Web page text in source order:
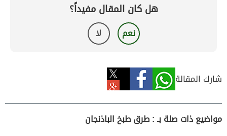
هل كان المقال مفيداً؟
نعم لا
شارك المقالة
مواضيع ذات صلة بـ : طرق طبخ الباذنجان